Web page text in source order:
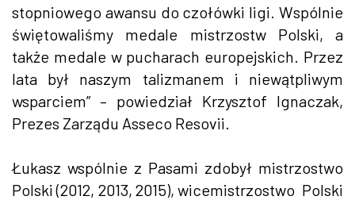
stopniowego awansu do czołówki ligi. Wspólnie
świętowaliśmy medale mistrzostw Polski, a
także medale w pucharach europejskich. Przez
lata był naszym talizmanem i niewątpliwym
wsparciem” – powiedział Krzysztof Ignaczak,
Prezes Zarządu Asseco Resovii.
Łukasz wspólnie z Pasami zdobył mistrzostwo
Polski (2012, 2013, 2015), wicemistrzostwo Polski